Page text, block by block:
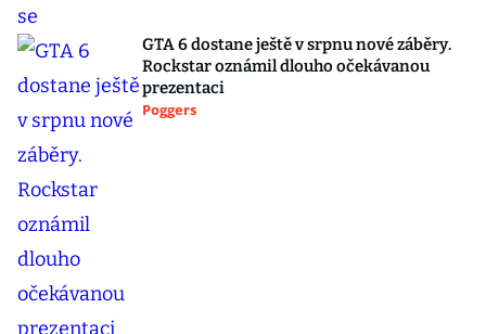
GTA 6 dostane ještě v srpnu nové záběry.
Rockstar oznámil dlouho očekávanou
prezentaci
Poggers